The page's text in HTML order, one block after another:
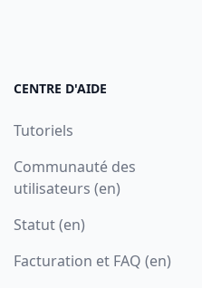
CENTRE D'AIDE
Tutoriels
Communauté des
utilisateurs (en)
Statut (en)
Facturation et FAQ (en)